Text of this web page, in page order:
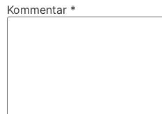
Kommentar *